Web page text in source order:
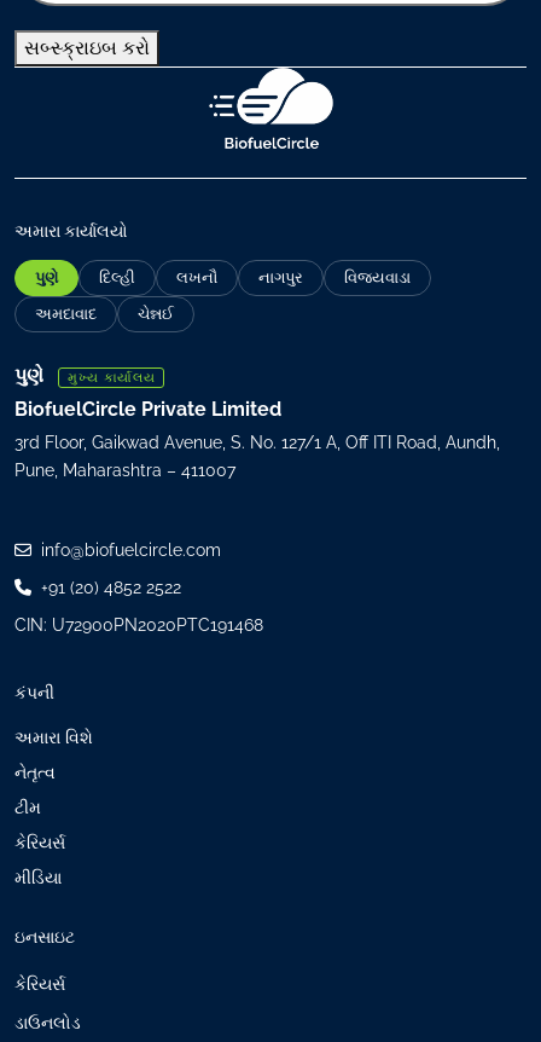
m
i
l
R
e
u
e
d
સબ્સ્ક્રાઇબ કરો
અમારા કાર્યાલયો
પુણે દિલ્હી લખનૌ નાગપુર
વિજયવાડા
અમદાવાદ
ચેન્નઈ
પુણે મુખ્ય કાર્યાલય
BiofuelCircle Private Limited
3rd Floor, Gaikwad Avenue, S. No. 127/1 A, Off ITI Road, Aundh,
Pune, Maharashtra – 411007
info@biofuelcircle.com
+91 (20) 4852 2522
CIN: U72900PN2020PTC191468
કંપની
અમારા વિશે
નેતૃત્વ
ટીમ
કેરિયર્સ
મીડિયા
ઇનસાઇટ
કેરિયર્સ
ડાઉનલોડ